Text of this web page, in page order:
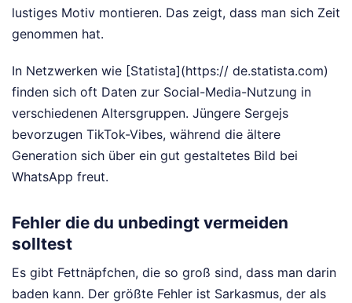
lustiges Motiv montieren. Das zeigt, dass man sich Zeit
genommen hat.
In Netzwerken wie [Statista](https:// de.statista.com)
finden sich oft Daten zur Social-Media-Nutzung in
verschiedenen Altersgruppen. Jüngere Sergejs
bevorzugen TikTok-Vibes, während die ältere
Generation sich über ein gut gestaltetes Bild bei
WhatsApp freut.
Fehler die du unbedingt vermeiden
solltest
Es gibt Fettnäpfchen, die so groß sind, dass man darin
baden kann. Der größte Fehler ist Sarkasmus, der als